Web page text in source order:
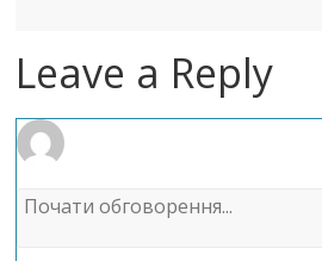
Leave a Reply